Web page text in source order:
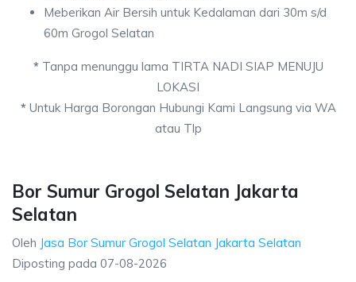
Meberikan Air Bersih untuk Kedalaman dari 30m s/d
60m Grogol Selatan
*Tanpa menunggu lama TIRTA NADI SIAP MENUJU
LOKASI
*Untuk Harga Borongan Hubungi Kami Langsung via WA
atau Tlp
Bor Sumur Grogol Selatan Jakarta
Selatan
Oleh Jasa Bor Sumur Grogol Selatan Jakarta Selatan
Diposting pada 07-08-2026